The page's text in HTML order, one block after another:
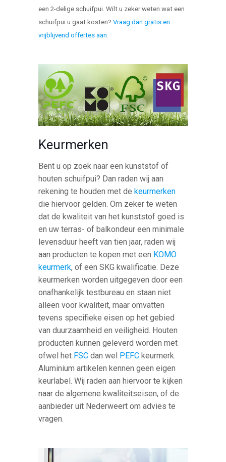
een 2-delige schuifpui. Wilt u zeker weten wat een
schuifpui u gaat kosten?Vraag dan gratis en
vrijblijvend offertes aan
Keurmerken
Bent u op zoek naar een kunststof of
houten schuifpui? Dan raden wij aan
rekening te houden met dekeurmerken
die hiervoor gelden. Om zeker te weten
dat de kwaliteit van het kunststof goed is
en uw terras- of balkondeur een minimale
levensduur heeft van tien jaar, raden wij
aan producten te kopen met een KOMO
keurmerk, of een SKG kwalificatie. Deze
keurmerken worden uitgegeven door een
onafhankelijk testbureau en staan niet
alleen voor kwaliteit, maar omvatten
tevens specifieke eisen op het gebied
van duurzaamheid en veiligheid. Houten
producten kunnen geleverd worden met
ofwel het FSC dan wel PEFC keurmerk.
Aluminium artikelen kennen geen eigen
keurlabel. Wij raden aan hiervoor te kijken
naar de algemene kwaliteitseisen, of de
aanbieder uit Nederweert om advies te
vragen.